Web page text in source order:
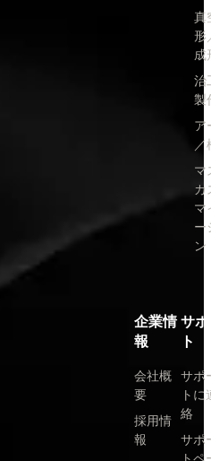
真
形
成
治
製
ア
／
マ
カ
マ
ー
ン
企業情
報
会社概
要
採用情
報
サ
ト
サポ
トに
絡
サポ